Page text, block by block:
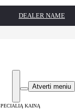
DEALER NAME
perdangą
Atverti meniu
KAINĄ